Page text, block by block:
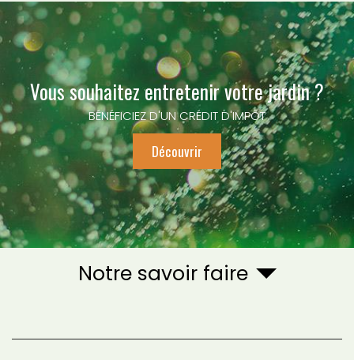
Vous souhaitez entretenir votre jardin ?
BÉNÉFICIEZ D'UN CRÉDIT D'IMPÔT
Découvrir
Notre savoir faire